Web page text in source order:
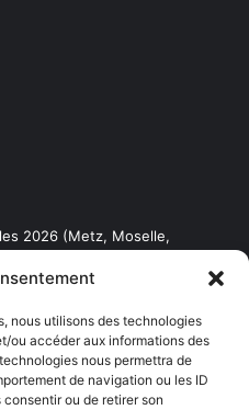
nous utilisons des technologies
ou accéder aux informations des
nous permettra de
de navigation ou les ID
ou de retirer son
2026 (Metz, Moselle,